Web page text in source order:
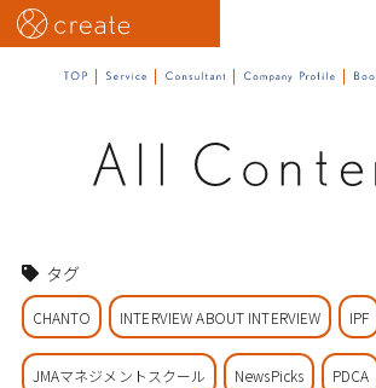
タグ
CHANTO INTERVIEW ABOUT INTERVIEW IPF
JMAマネジメントスクール NewsPicks PDCA